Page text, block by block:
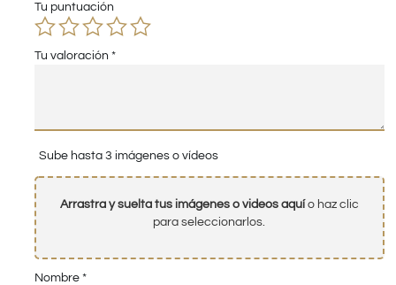
Tu puntuación
Tu valoración *
Sube hasta 3 imágenes o vídeos
Arrastra y suelta tus imágenes o videos aquío haz clic
para seleccionarlos.
Nombre *